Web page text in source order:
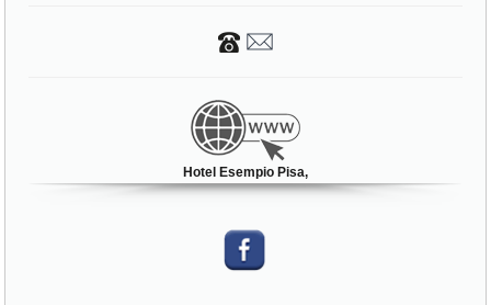
Hotel Esempio Pisa,